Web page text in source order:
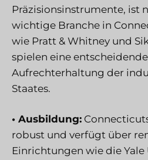
Präzisionsinstrumente, ist
wichtige Branche in
wie Pratt & Whitney und
spielen eine
Aufrechterhaltung der
Staates.
• Ausbildung:
robust und verfügt über
Einrichtungen wie die